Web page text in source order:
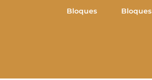
Bloques Bloques